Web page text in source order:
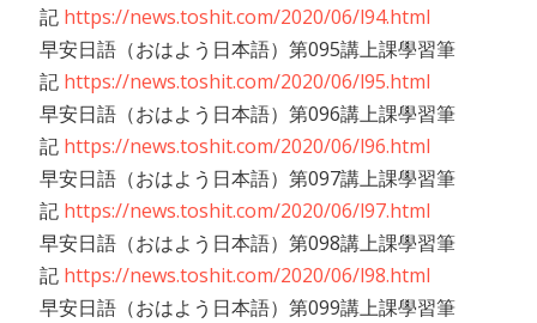
記 https://news.toshit.com/2020/06/l94.html
早安日語（おはよう日本語）第095講上課學習筆
記 https://news.toshit.com/2020/06/l95.html
早安日語（おはよう日本語）第096講上課學習筆
記 https://news.toshit.com/2020/06/l96.html
早安日語（おはよう日本語）第097講上課學習筆
記 https://news.toshit.com/2020/06/l97.html
早安日語（おはよう日本語）第098講上課學習筆
記 https://news.toshit.com/2020/06/l98.html
早安日語（おはよう日本語）第099講上課學習筆